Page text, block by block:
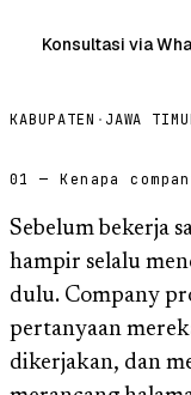
Konsultasi via
KABUPATEN · JAWA
01 — Kenapa
Sebelum bekerja
hampir selalu
dulu. Company
pertanyaan
dikerjakan, dan